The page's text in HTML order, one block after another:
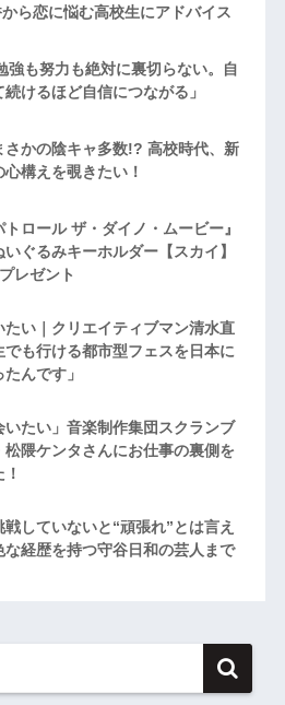
ら恋に悩む高校生にアドバイス
強も努力も絶対に裏切らない。自
けるほど自信につながる」
さかの陰キャ多数!? 高校時代、新
構えを覗きたい！
トロール ザ・ダイノ・ムービー』
ぐるみキーホルダー【スカイ】
レゼント
たい｜クリエイティブマン清水直
でも行ける都市型フェスを日本に
んです」
いたい」音楽制作集団スクランブ
松隈ケンタさんにお仕事の裏側を
戦していないと“頑張れ”とは言え
な経歴を持つ守谷日和の芸人まで